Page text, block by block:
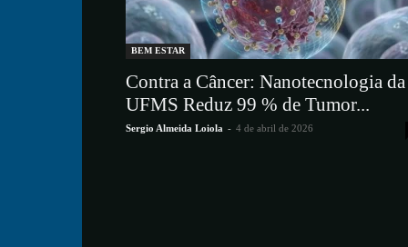
BEM ESTAR
Contra a Câncer: Nanotecnologia da
UFMS Reduz 99 % de Tumor...
Sergio Almeida Loiola - 4 de abril de 2026